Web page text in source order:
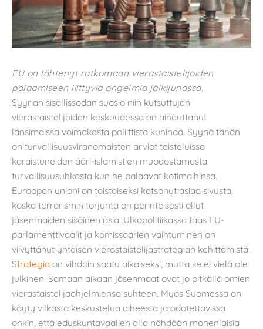
EU on lähtenyt ratkomaan vierastaistelijoiden
palaamiseen liittyviä ongelmia jälkijunassa.
Syyrian sisällissodan suosio niin kutsuttujen
vierastaistelijoiden keskuudessa on aiheuttanut
länsimaissa voimakasta poliittista kuhinaa. Syynä tähän
on turvallisuusviranomaisten arviot taisteluissa
karaistuneiden ääri-islamistien muodostamasta
turvallisuusuhkasta kun he palaavat kotimaihinsa.
Euroopan unioni on toistaiseksi katsonut asiaa sivusta,
koska terrorismin torjunta on perinteisesti ollut
jäsenmaiden sisäinen asia. Ulkopolitiikassa taas EU-
parlamenttivaalit ja komissaarien vaihtuminen on
viivyttänyt yhteisen vierastaistelijastrategian kehittämistä.
Strategia on vihdoin saatu aikaiseksi, mutta se ei vielä ole
julkinen. Samaan aikaan jäsenmaat ovat jo pitkällä omien
vierastaistelijaohjelmiensa suhteen. Myös Suomessa on
käyty vilkasta keskustelua aiheesta ja odotettavissa
onkin, että eduskuntavaalien alla nähdään monenlaisia